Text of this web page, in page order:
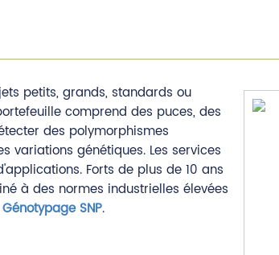
petits, grands, standards ou
comprend des puces, des
des polymorphismes
variations génétiques. Les services
Forts de plus de 10 ans
à des normes industrielles élevées
Génotypage SNP.